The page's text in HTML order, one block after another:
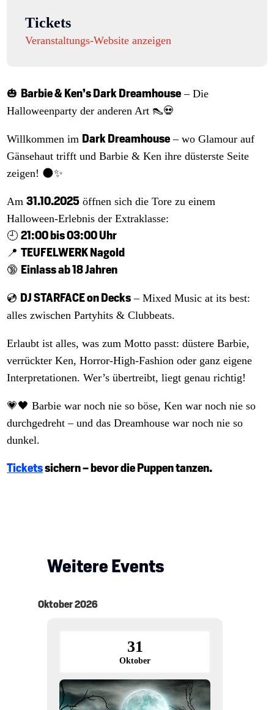
Tickets
Veranstaltungs-Website anzeigen
🎃 Barbie & Ken’s Dark Dreamhouse – Die
Halloweenparty der anderen Art 👠💀
Willkommen im Dark Dreamhouse – wo Glamour auf
Gänsehaut trifft und Barbie & Ken ihre düsterste Seite
zeigen! 🌑✨
Am31.10.2025 öffnen sich die Tore zu einem
Halloween-Erlebnis der Extraklasse:
🕘21:00 bis 03:00 Uhr
📍TEUFELWERK Nagold
🔞 Einlass ab 18 Jahren
💿 DJ STARFACE on Decks – Mixed Music at its best:
alles zwischen Partyhits & Clubbeats.
Erlaubt ist alles, was zum Motto passt: düstere Barbie,
verrückter Ken, Horror-High-Fashion oder ganz eigene
Interpretationen. Wer’s übertreibt, liegt genau richtig!
💗🖤 Barbie war noch nie so böse, Ken war noch nie so
durchgedreht – und das Dreamhouse war noch nie so
dunkel.
Ticketssichern – bevor die Puppen tanzen.
Weitere Events
Oktober 2026
31
Oktober